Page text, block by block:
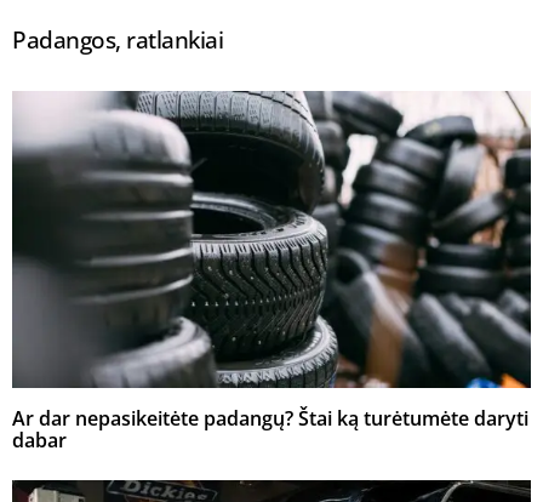
Padangos, ratlankiai
Ar dar nepasikeitėte padangų? Štai ką turėtumėte daryti
dabar